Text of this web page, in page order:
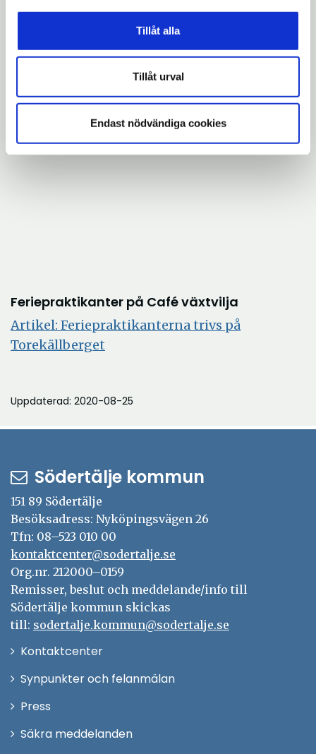
Tillåt alla
Tillåt urval
Endast nödvändiga cookies
Feriepraktikanter på Södertälje ridklubb
Feriepraktikanter på Café växtvilja
Artikel: Feriepraktikanterna trivs på
Torekällberget
Uppdaterad: 2020-08-25
Södertälje kommun
151 89 Södertälje
Besöksadress: Nyköpingsvägen 26
Tfn: 08–523 010 00
kontaktcenter@sodertalje.se
Org.nr. 212000–0159
Remisser, beslut och meddelande/info till
Södertälje kommun skickas
till: sodertalje.kommun@sodertalje.se
KontaktcenterÖppna
Synpunkter och felanmälan
Press
Säkra meddelanden